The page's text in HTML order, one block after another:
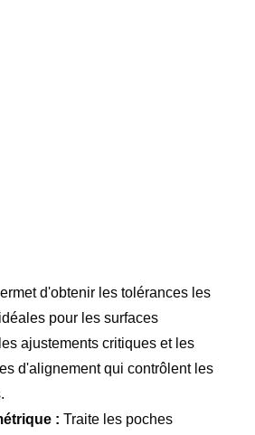
d'obtenir les tolérances les
pour les surfaces
ajustements critiques et les
d'alignement qui contrôlent les
: Traite les poches